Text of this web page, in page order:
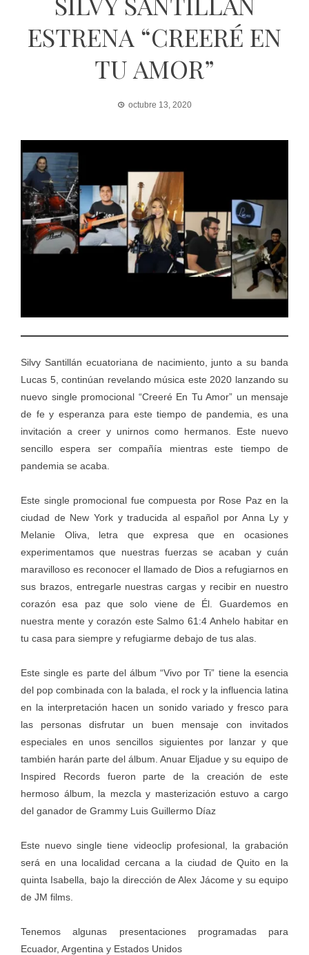
ESTRENA “CREERÉ EN
TU AMOR”
octubre 13, 2020
Silvy Santillán ecuatoriana de nacimiento, junto a su banda
Lucas 5, continúan revelando música este 2020 lanzando su
nuevo single promocional “Creeré En Tu Amor” un mensaje
de fe y esperanza para este tiempo de pandemia, es una
invitación a creer y unirnos como hermanos. Este nuevo
sencillo espera ser compañía mientras este tiempo de
pandemia se acaba.
Este single promocional fue compuesta por Rose Paz en la
ciudad de New York y traducida al español por Anna Ly y
Melanie Oliva, letra que expresa que en ocasiones
experimentamos que nuestras fuerzas se acaban y cuán
maravilloso es reconocer el llamado de Dios a refugiarnos en
sus brazos, entregarle nuestras cargas y recibir en nuestro
corazón esa paz que solo viene de Él. Guardemos en
nuestra mente y corazón este Salmo 61:4 Anhelo habitar en
tu casa para siempre y refugiarme debajo de tus alas.
Este single es parte del álbum “Vivo por Ti” tiene la esencia
del pop combinada con la balada, el rock y la influencia latina
en la interpretación hacen un sonido variado y fresco para
las personas disfrutar un buen mensaje con invitados
especiales en unos sencillos siguientes por lanzar y que
también harán parte del álbum. Anuar Eljadue y su equipo de
Inspired Records fueron parte de la creación de este
hermoso álbum, la mezcla y masterización estuvo a cargo
del ganador de Grammy Luis Guillermo Díaz
Este nuevo single tiene videoclip profesional, la grabación
será en una localidad cercana a la ciudad de Quito en la
quinta Isabella, bajo la dirección de Alex Jácome y su equipo
de JM films.
Tenemos algunas presentaciones programadas para
Ecuador, Argentina y Estados Unidos